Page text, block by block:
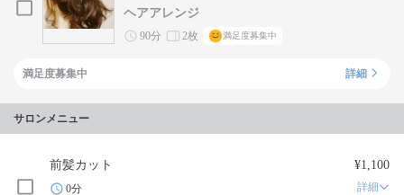
ヘアアレンジ
90分 2枚 満足度募集中
満足度募集中 詳細
サロンメニュー
前髪カット ¥1,100
0分 詳細